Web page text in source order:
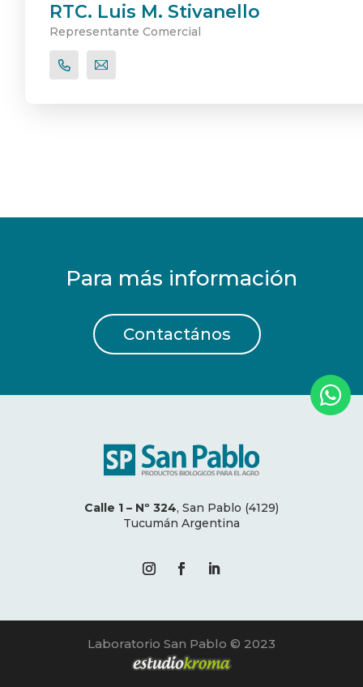
RTC. Luis M. Stivanello
Representante Comercial
Para más información
Contactános

Calle 1 – Nº 324, San Pablo (4129)
Tucumán Argentina
Laboratorio San Pablo © 2023